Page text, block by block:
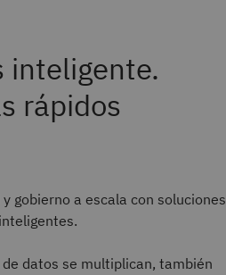
inteligente.
rápidos
gobierno a escala con soluciones
datos se multiplican, también